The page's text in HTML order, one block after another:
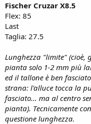
Fischer Cruzar X8.5
Flex: 85
Last
Taglia: 27.5
Lunghezza "limite" (cioè,
pianta solo 1-2 mm più
ed il tallone è ben
strana: l'alluce tocca la
fasciato... ma al centro
pianta). Tecnicamente
questione lunghezza.